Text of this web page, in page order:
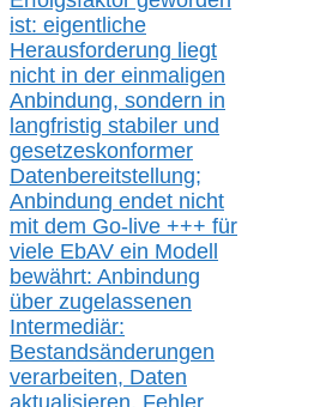
ist: eigentliche
Herausforderung liegt
nicht in der einmaligen
Anbindung, sondern in
langfristig stabiler und
gesetzeskonformer
Datenbereitstellung;
Anbindung endet nicht
mit dem Go-live +++ für
viele EbAV ein Modell
bewährt: Anbindung
über zugelassenen
Intermediär:
Bestandsänderungen
verarbeiten, Daten